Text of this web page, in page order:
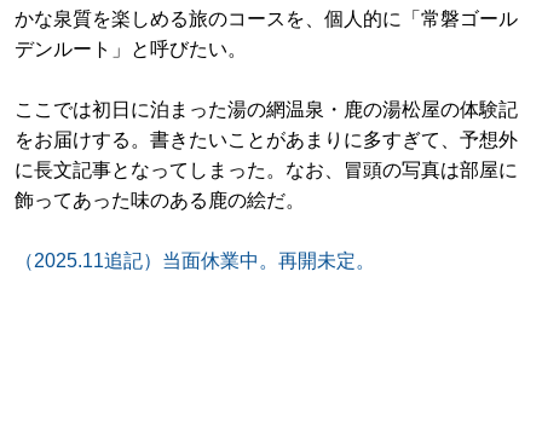
かな泉質を楽しめる旅のコースを、個人的に「常磐ゴール
デンルート」と呼びたい。
ここでは初日に泊まった湯の網温泉・鹿の湯松屋の体験記
をお届けする。書きたいことがあまりに多すぎて、予想外
に長文記事となってしまった。なお、冒頭の写真は部屋に
飾ってあった味のある鹿の絵だ。
（2025.11追記）当面休業中。再開未定。